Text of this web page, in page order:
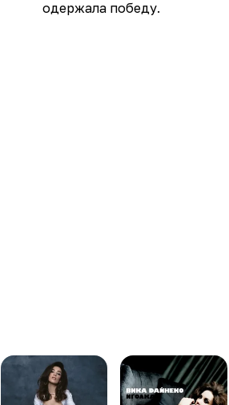
одержала победу.